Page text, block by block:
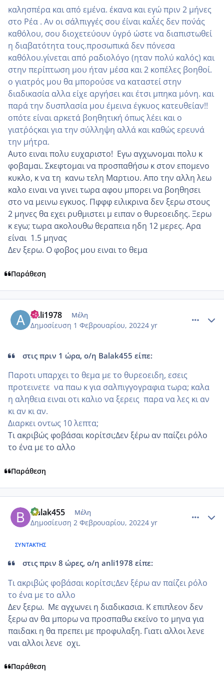
καλησπέρα και από εμένα. έκανα και εγώ πριν 2 μήνες
στο Ρέα . Αν οι σάλπιγγές σου ε΄ίναι καλ΄ές δεν πον΄άς
καθόλου, σου διοχετεύουν ΄υγρό ώστε να διαπιστωθεί
η διαβατότητα τους.προσωπικά δεν πόνεσα
καθόλου.γίνεται από ραδιολόγο (ηταν πολύ καλός) και
στην περίπτωση μου ήταν μέσα και 2 κοπέλες βοηθοί.
ο γιατρός μου θα μπορούσε να καταστεί στην
διαδικασία αλλα είχε αργήσει και έτσι μπηκα μόνη. και
παρά την δυσπλασία μου έμεινα έγκυος κατευθείαν!!
οπότε είναι αρκετά βοηθητική όπως λέει και ο
γιατρ΄όςκαι για την σύλληψη αλλά και καθώς ερευνά
την μήτρα.
Αυτο ειναι πολυ ευχαριστο! Εγω αγχωνομαι πολυ κ
φοβαμαι. Σκεφτομαι να προσπαθήσω κ στον επομενο
κυκλο, κ να τη κανω τελη Μαρτιου. Απο την αλλη λεω
καλο ειναι να γινει τωρα αφου μπορει να βοηθησει
στο να μεινω εγκυος. Πφφφ ειλικρινα δεν ξερω στους
2 μηνες θα εχει ρυθμιστει μ ειπαν ο θυρεοειδης. Ξερω
κ εγω; τωρα ακολουθω θεραπεια ηδη 12 μερες. Αρα
είναι 1.5 μηνας
Δεν ξερω. Ο φοβος μου ειναι το θεμα
Παράθεση
anli1978 Μέλη
Δημοσίευση 1 Φεβρουαρίου, 20224 yr
στις πριν 1 ώρα, ο/η Balak455 είπε:
Παροτι υπαρχει το θεμα με το θυρεοειδη, εσεις
προτεινετε να παω κ για σαλπιγγογραφια τωρα; καλα
η αληθεια ειναι οτι καλιο να ξερεις παρα να λες κι αν
κι αν κι αν.
Διαρκει οντως 10 λεπτα;
Τι ακριβώς φοβάσαι κορίτσι;Δεν ξέρω αν παίζει ρόλο
το ένα με το αλλο
Παράθεση
Balak455 Μέλη
Δημοσίευση 2 Φεβρουαρίου, 20224 yr
ΣΥΝΤΆΚΤΗΣ
στις πριν 8 ώρες, ο/η anli1978 είπε:
Τι ακριβώς φοβάσαι κορίτσι;Δεν ξέρω αν παίζει ρόλο
το ένα με το αλλο
Δεν ξερω. Με αγχωνει η διαδικασια. Κ επιπλεον δεν
ξερω αν θα μπορω να προσπαθω εκείνο το μηνα για
παιδακι η θα πρεπει με προφυλαξη. Γιατι αλλοι λενε
ναι αλλοι λενε οχι.
Παράθεση